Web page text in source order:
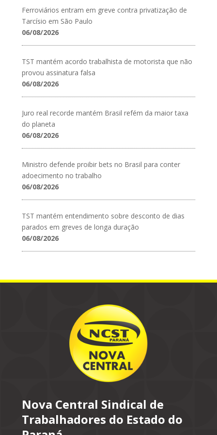
Ferroviários entram em greve contra privatização de
Tarcísio em São Paulo
06/08/2026
TST mantém acordo trabalhista de motorista que não
provou assinatura falsa
06/08/2026
Juro real recorde mantém Brasil refém da maior taxa
do planeta
06/08/2026
Ministro defende proibir bets no Brasil para conter
adoecimento no trabalho
06/08/2026
TST mantém entendimento sobre desconto de dias
parados em greves de longa duração
06/08/2026
Nova Central Sindical de
Trabalhadores do Estado do